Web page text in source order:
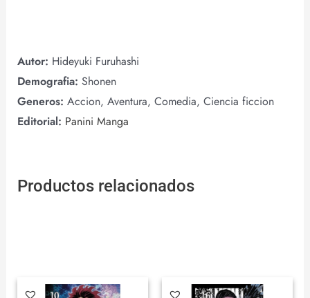
Autor: Hideyuki Furuhashi
Demografia: Shonen
Generos: Accion, Aventura, Comedia, Ciencia ficcion
Editorial: Panini Manga
Productos relacionados